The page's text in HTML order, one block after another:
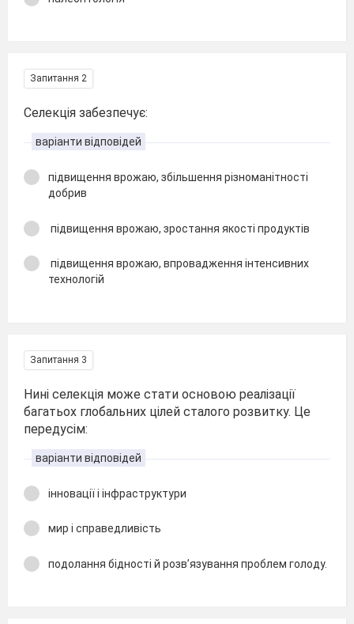
Запитання 2
Селекція забезпечує:
варіанти відповідей
підвищення врожаю, збільшення різноманітності
добрив
підвищення врожаю, зростання якості продуктів
підвищення врожаю, впровадження інтенсивних
технологій
Запитання 3
Нині селекція може стати основою реалізації
багатьох глобальних цілей сталого розвитку. Це
передусім:
варіанти відповідей
інновації і інфраструктури
мир і справедливість
подолання бідності й розв’язування проблем голоду.